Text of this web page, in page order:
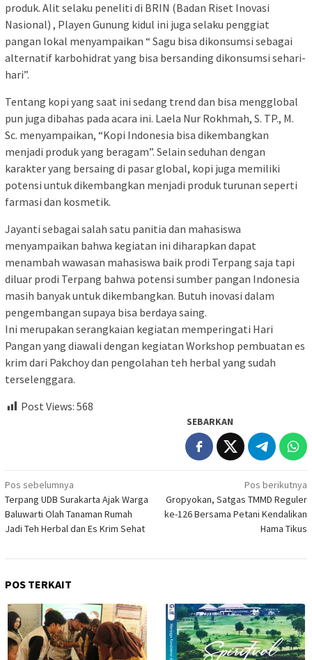
produk. Alit selaku peneliti di BRIN (Badan Riset Inovasi
Nasional) , Playen Gunung kidul ini juga selaku penggiat
pangan lokal menyampaikan “ Sagu bisa dikonsumsi sebagai
alternatif karbohidrat yang bisa bersanding dikonsumsi sehari-
hari”.
Tentang kopi yang saat ini sedang trend dan bisa mengglobal
pun juga dibahas pada acara ini. Laela Nur Rokhmah, S. TP., M.
Sc. menyampaikan, “Kopi Indonesia bisa dikembangkan
menjadi produk yang beragam”. Selain seduhan dengan
karakter yang bersaing di pasar global, kopi juga memiliki
potensi untuk dikembangkan menjadi produk turunan seperti
farmasi dan kosmetik.
Jayanti sebagai salah satu panitia dan mahasiswa
menyampaikan bahwa kegiatan ini diharapkan dapat
menambah wawasan mahasiswa baik prodi Terpang saja tapi
diluar prodi Terpang bahwa potensi sumber pangan Indonesia
masih banyak untuk dikembangkan. Butuh inovasi dalam
pengembangan supaya bisa berdaya saing.
Ini merupakan serangkaian kegiatan memperingati Hari
Pangan yang diawali dengan kegiatan Workshop pembuatan es
krim dari Pakchoy dan pengolahan teh herbal yang sudah
terselenggara.
Post Views: 568
SEBARKAN
Navigasi
pos
Pos sebelumnya
Terpang UDB Surakarta Ajak Warga
Baluwarti Olah Tanaman Rumah
Jadi Teh Herbal dan Es Krim Sehat
Pos berikutnya
Gropyokan, Satgas TMMD Reguler
ke-126 Bersama Petani Kendalikan
Hama Tikus
POS TERKAIT